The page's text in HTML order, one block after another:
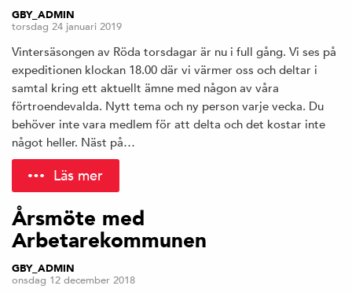
GBY_ADMIN
torsdag 24 januari 2019
Vintersäsongen av Röda torsdagar är nu i full gång. Vi ses på
expeditionen klockan 18.00 där vi värmer oss och deltar i
samtal kring ett aktuellt ämne med någon av våra
förtroendevalda. Nytt tema och ny person varje vecka. Du
behöver inte vara medlem för att delta och det kostar inte
något heller. Näst på…
Läs mer
Årsmöte med
Arbetarekommunen
GBY_ADMIN
onsdag 12 december 2018